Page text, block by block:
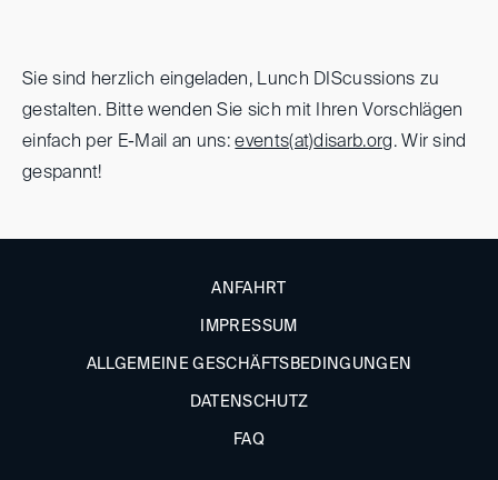
Sie sind herzlich eingeladen, Lunch DIScussions zu
gestalten. Bitte wenden Sie sich mit Ihren Vorschlägen
einfach per E-Mail an uns:events(at)disarb.org. Wir sind
gespannt!
ANFAHRT
IMPRESSUM
ALLGEMEINE GESCHÄFTSBEDINGUNGEN
DATENSCHUTZ
FAQ